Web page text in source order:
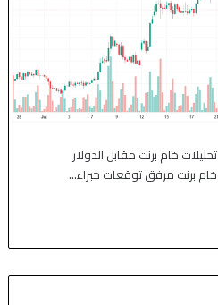
أخبار خام برنت اليوم 2026-08-04 تحليلات خام برنت مقابل الدولار